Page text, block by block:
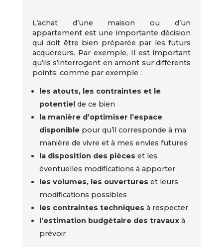
L’achat d’une maison ou d’un
appartement est une importante décision
qui doit être bien préparée par les futurs
acquéreurs. Par exemple, Il est important
qu’ils s’interrogent en amont sur différents
points, comme par exemple :
les atouts, les contraintes et le
potentielde ce bien
la manière d’optimiser l’espace
disponible pour qu’il corresponde à ma
manière de vivre et à mes envies futures
la disposition des pièceset les
éventuelles modifications à apporter
les volumes, les ouvertureset leurs
modifications possibles
les contraintes techniques à respecter
l’estimation budgétaire des travauxà
prévoir